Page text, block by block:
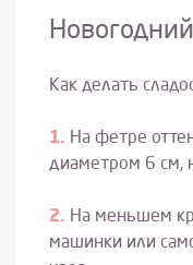
Как делать
На фетре
диаметром 6 см,
На меньшем
машинки или